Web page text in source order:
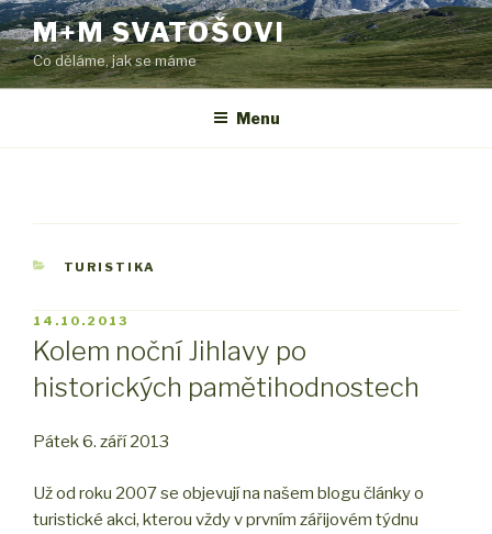
Přejít
k
obsahu
webu
M+M SVATOŠOVI
Co děláme, jak se máme
Menu
RUBRIKY
TURISTIKA
PUBLIKOVÁNO
14.10.2013
Kolem noční Jihlavy po
historických pamětihodnostech
Pátek 6. září 2013
Už od roku 2007 se objevují na našem blogu články o
turistické akci, kterou vždy v prvním zářijovém týdnu